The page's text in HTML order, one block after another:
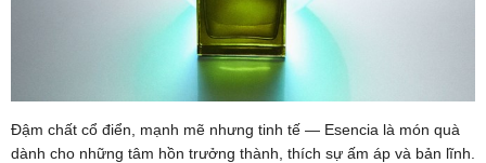
Đậm chất cổ điển, mạnh mẽ nhưng tinh tế — Esencia là món quà
dành cho những tâm hồn trưởng thành, thích sự ấm áp và bản lĩnh.